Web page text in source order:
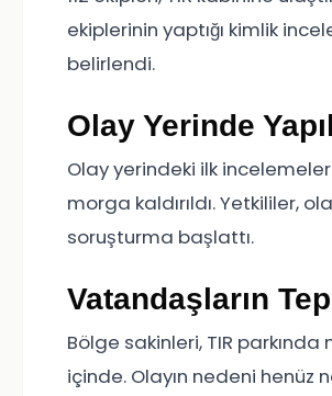
ekiplerinin yaptığı kimlik
belirlendi.
Olay Yerinde
Olay yerindeki ilk
morga kaldırıldı. Yetkililer,
soruşturma başlattı.
Vatandaşların
Bölge sakinleri, TIR
içinde. Olayın nedeni henüz